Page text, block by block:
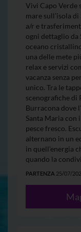
Vivi Capo Verde
mare sull’isola
a/r e
ogni dettaglio da
oceano
una delle mete
relax e servizi
vacanza senza
unico. Tra le
scenografiche di
Burracona dove
Santa Maria con
pesce fresco.
alternano in un
in quell’energia
quando la
PARTENZA 25/07/